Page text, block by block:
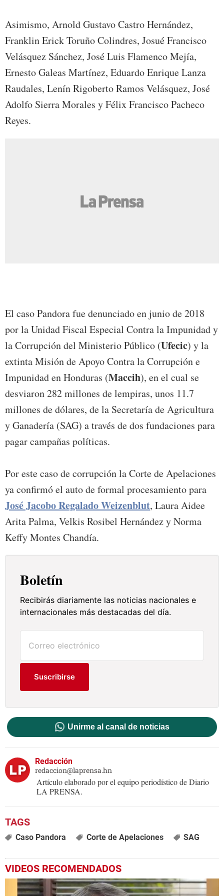
Asimismo, Arnold Gustavo Castro Hernández,
Franklin Erick Toruño Colindres, Josué Francisco
Velásquez Sánchez, José Luis Flamenco Mejía,
Ernesto Galeas Martínez, Eduardo Enrique Lanza
Raudales, Lenín Rigoberto Ramos Velásquez, José
Adolfo Sierra Morales y Félix Francisco Pacheco
Reyes.
El caso Pandora fue denunciado en junio de 2018
por la Unidad Fiscal Especial Contra la Impunidad y
la Corrupción del Ministerio Público (Ufecic) y la
extinta Misión de Apoyo Contra la Corrupción e
Impunidad en Honduras (Maccih), en el cual se
desviaron 282 millones de lempiras, unos 11.7
millones de dólares, de la Secretaría de Agricultura
y Ganadería (SAG) a través de dos fundaciones para
pagar campañas políticas.
Por este caso de corrupción la Corte de Apelaciones
ya confirmó el auto de formal procesamiento para
José Jacobo Regalado Weizenblut, Laura Aidee
Arita Palma, Velkis Rosibel Hernández y Norma
Keffy Montes Chandía.
Boletín
Recibirás diariamente las noticias nacionales e
internacionales más destacadas del día.
Suscribirse
Unirme al canal de noticias
Redacción
redaccion@laprensa.hn
Artículo elaborado por el equipo periodístico de Diario
LA PRENSA.
Caso Pandora Corte de Apelaciones SAG
VIDEOS RECOMENDADOS